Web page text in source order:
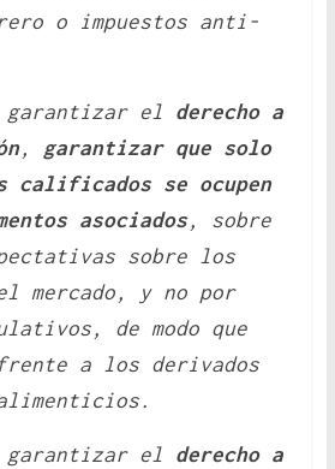
o impuestos anti-
garantizar el derecho a
, garantizar que solo
calificados se ocupen
asociados, sobre
sobre los
mercado, y no por
de modo que
frente a los derivados
garantizar el derecho a